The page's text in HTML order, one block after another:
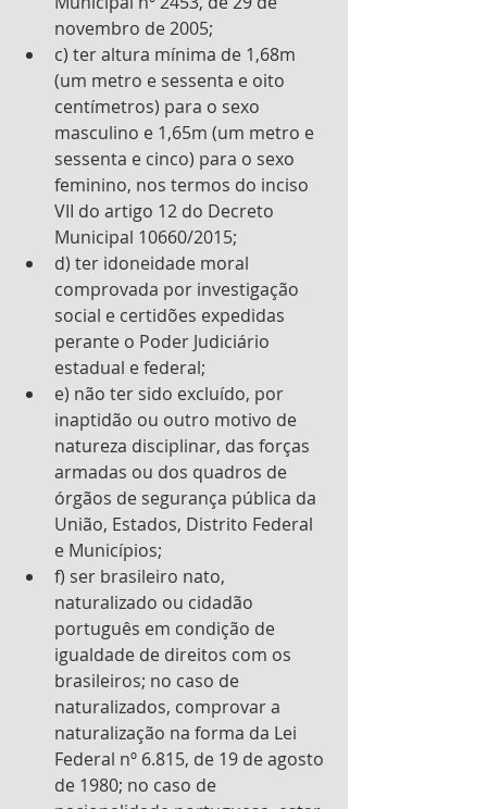
novembro de 2005;
c) ter altura mínima de 1,68m
(um metro e sessenta e oito
centímetros) para o sexo
masculino e 1,65m (um metro e
sessenta e cinco) para o sexo
feminino, nos termos do inciso
VII do artigo 12 do Decreto
Municipal 10660/2015;
d) ter idoneidade moral
comprovada por investigação
social e certidões expedidas
perante o Poder Judiciário
estadual e federal;
e) não ter sido excluído, por
inaptidão ou outro motivo de
natureza disciplinar, das forças
armadas ou dos quadros de
órgãos de segurança pública da
União, Estados, Distrito Federal
e Municípios;
f) ser brasileiro nato,
naturalizado ou cidadão
português em condição de
igualdade de direitos com os
brasileiros; no caso de
naturalizados, comprovar a
naturalização na forma da Lei
Federal nº 6.815, de 19 de agosto
de 1980; no caso de